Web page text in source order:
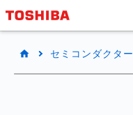
セミコンダクター